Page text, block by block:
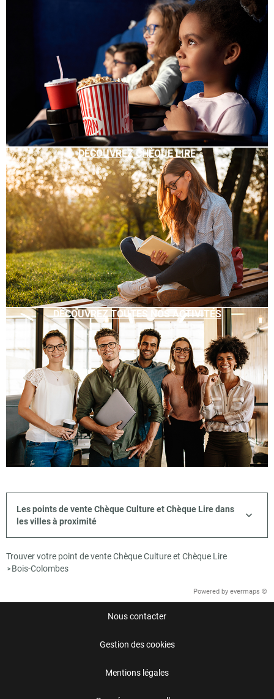
DÉCOUVREZ CHÈQUE LIRE
DÉCOUVREZ TOUTES NOS ACTIVITÉS
Les points de vente Chèque Culture et Chèque Lire dans
les villes à proximité
Trouver votre point de vente Chèque Culture et Chèque Lire
> Bois-Colombes
Powered by evermaps ©
Nous contacter
Gestion des cookies
Mentions légales